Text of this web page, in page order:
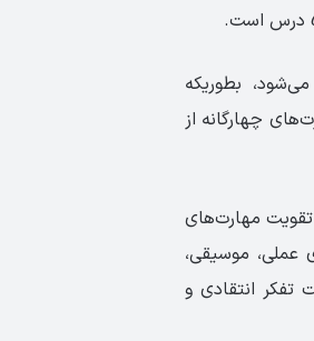
بطوریکه
چهارگانه از
مهارت‌های‌
عملی، موسیقی،
تفکر انتقادی و